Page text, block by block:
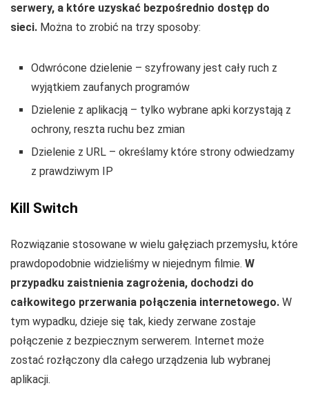
serwery, a które uzyskać bezpośrednio dostęp do
sieci. Można to zrobić na trzy sposoby:
Odwrócone dzielenie – szyfrowany jest cały ruch z
wyjątkiem zaufanych programów
Dzielenie z aplikacją – tylko wybrane apki korzystają z
ochrony, reszta ruchu bez zmian
Dzielenie z URL – określamy które strony odwiedzamy
z prawdziwym IP
Kill Switch
Rozwiązanie stosowane w wielu gałęziach przemysłu, które
prawdopodobnie widzieliśmy w niejednym filmie. W
przypadku zaistnienia zagrożenia, dochodzi do
całkowitego przerwania połączenia internetowego. W
tym wypadku, dzieje się tak, kiedy zerwane zostaje
połączenie z bezpiecznym serwerem. Internet może
zostać rozłączony dla całego urządzenia lub wybranej
aplikacji.